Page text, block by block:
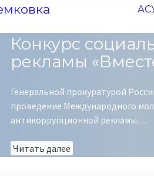
Конкурс
рекламы
Генеральной прокуратурой
проведение Международного
антикоррупционной рекламы…
Читать далее